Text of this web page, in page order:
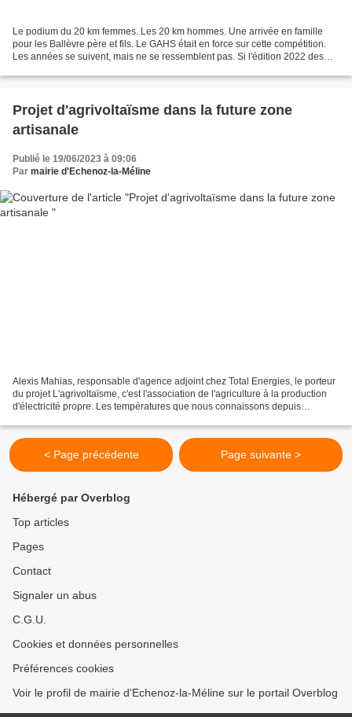
Le podium du 20 km femmes. Les 20 km hommes. Une arrivée en famille
pour les Ballèvre père et fils. Le GAHS était en force sur cette compétition.
Les années se suivent, mais ne se ressemblent pas. Si l'édition 2022 des
Projet d'agrivoltaïsme dans la future zone
artisanale
Publié le 19/06/2023 à 09:06
Par mairie d'Echenoz-la-Méline
Alexis Mahias, respon­sable d'agence adjoint chez Total Energies, le porteur
du projet L'agrivoltaïsme, c'est l'association de l'agriculture à la production
d'électricité propre. Les températures que nous connaissons depuis
< Page précédente Page suivante >
Hébergé par Overblog
Top articles
Pages
Contact
Signaler un abus
C.G.U.
Cookies et données personnelles
Préférences cookies
Voir le profil de mairie d'Echenoz-la-Méline sur le portail Overblog